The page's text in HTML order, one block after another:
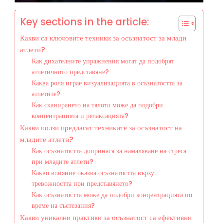
Key sections in the article:
Какви са ключовите техники за осъзнатост за млади
атлети?
Как дихателните упражнения могат да подобрят
атлетичното представяне?
Каква роля играе визуализацията в осъзнатостта за
атлетите?
Как сканирането на тялото може да подобри
концентрацията и релаксацията?
Какви ползи предлагат техниките за осъзнатост на
младите атлети?
Как осъзнатостта допринася за намаляване на стреса
при младите атлети?
Какво влияние оказва осъзнатостта върху
тревожността при представянето?
Как осъзнатостта може да подобри концентрацията по
време на състезания?
Какви уникални практики за осъзнатост са ефективни